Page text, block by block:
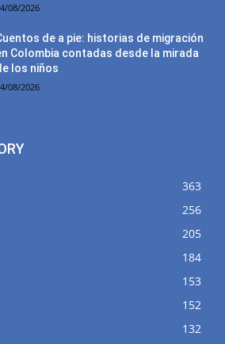
08/2026
de a pie: historias de migración
Colombia contadas desde la mirada
los niños
08/2026
363
256
205
184
153
152
132